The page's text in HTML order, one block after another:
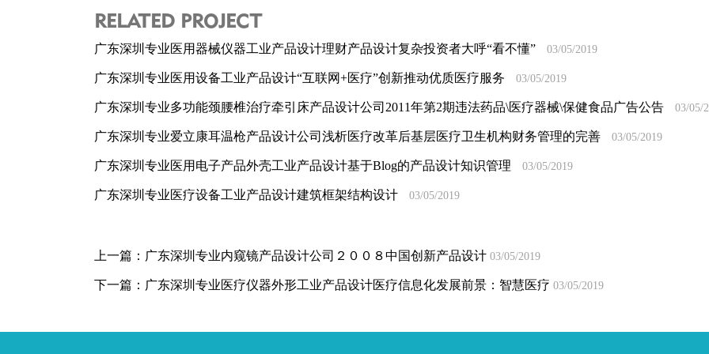
RELATED PROJECT
广东深圳专业医用器械仪器工业产品设计理财产品设计复杂投资者大呼“看不懂” 03/05/2019
广东深圳专业医用设备工业产品设计“互联网+医疗”创新推动优质医疗服务 03/05/2019
广东深圳专业多功能颈腰椎治疗牵引床产品设计公司2011年第2期违法药品\医疗器械\保健食品广告公告 03/05/
广东深圳专业爱立康耳温枪产品设计公司浅析医疗改革后基层医疗卫生机构财务管理的完善 03/05/2019
广东深圳专业医用电子产品外壳工业产品设计基于Blog的产品设计知识管理 03/05/2019
广东深圳专业医疗设备工业产品设计建筑框架结构设计 03/05/2019
上一篇： 广东深圳专业内窥镜产品设计公司２００８中国创新产品设计03/05/2019
下一篇： 广东深圳专业医疗仪器外形工业产品设计医疗信息化发展前景：智慧医疗 03/05/2019